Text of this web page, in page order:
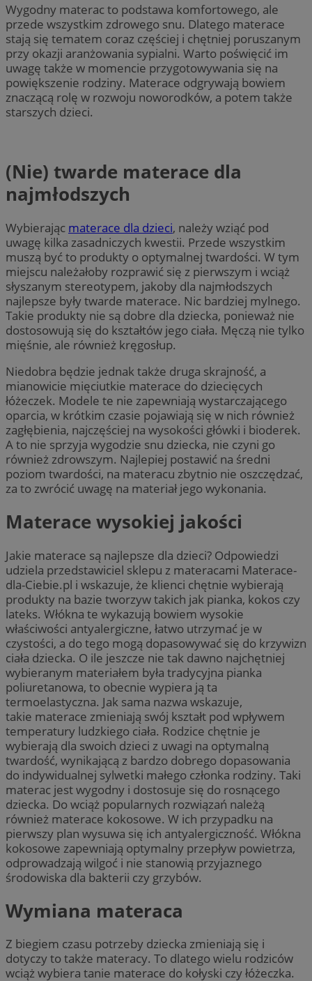
Wygodny materac to podstawa komfortowego, ale
przede wszystkim zdrowego snu. Dlatego materace
stają się tematem coraz częściej i chętniej poruszanym
przy okazji aranżowania sypialni. Warto poświęcić im
uwagę także w momencie przygotowywania się na
powiększenie rodziny. Materace odgrywają bowiem
znaczącą rolę w rozwoju noworodków, a potem także
starszych dzieci.
(Nie) twarde materace dla
najmłodszych
Wybierając materace dla dzieci, należy wziąć pod
uwagę kilka zasadniczych kwestii. Przede wszystkim
muszą być to produkty o optymalnej twardości. W tym
miejscu należałoby rozprawić się z pierwszym i wciąż
słyszanym stereotypem, jakoby dla najmłodszych
najlepsze były twarde materace. Nic bardziej mylnego.
Takie produkty nie są dobre dla dziecka, ponieważ nie
dostosowują się do kształtów jego ciała. Męczą nie tylko
mięśnie, ale również kręgosłup.
Niedobra będzie jednak także druga skrajność, a
mianowicie mięciutkie materace do dziecięcych
łóżeczek. Modele te nie zapewniają wystarczającego
oparcia, w krótkim czasie pojawiają się w nich również
zagłębienia, najczęściej na wysokości główki i bioderek.
A to nie sprzyja wygodzie snu dziecka, nie czyni go
również zdrowszym. Najlepiej postawić na średni
poziom twardości, na materacu zbytnio nie oszczędzać,
za to zwrócić uwagę na materiał jego wykonania.
Materace wysokiej jakości
Jakie materace są najlepsze dla dzieci? Odpowiedzi
udziela przedstawiciel sklepu z materacami Materace-
dla-Ciebie.pl i wskazuje, że klienci chętnie wybierają
produkty na bazie tworzyw takich jak pianka, kokos czy
lateks. Włókna te wykazują bowiem wysokie
właściwości antyalergiczne, łatwo utrzymać je w
czystości, a do tego mogą dopasowywać się do krzywizn
ciała dziecka. O ile jeszcze nie tak dawno najchętniej
wybieranym materiałem była tradycyjna pianka
poliuretanowa, to obecnie wypiera ją ta
termoelastyczna. Jak sama nazwa wskazuje,
takie materace zmieniają swój kształt pod wpływem
temperatury ludzkiego ciała. Rodzice chętnie je
wybierają dla swoich dzieci z uwagi na optymalną
twardość, wynikającą z bardzo dobrego dopasowania
do indywidualnej sylwetki małego członka rodziny. Taki
materac jest wygodny i dostosuje się do rosnącego
dziecka. Do wciąż popularnych rozwiązań należą
również materace kokosowe. W ich przypadku na
pierwszy plan wysuwa się ich antyalergiczność. Włókna
kokosowe zapewniają optymalny przepływ powietrza,
odprowadzają wilgoć i nie stanowią przyjaznego
środowiska dla bakterii czy grzybów.
Wymiana materaca
Z biegiem czasu potrzeby dziecka zmieniają się i
dotyczy to także materacy. To dlatego wielu rodziców
wciąż wybiera tanie materace do kołyski czy łóżeczka.